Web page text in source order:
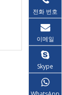
전화 번호
이메일
Skype